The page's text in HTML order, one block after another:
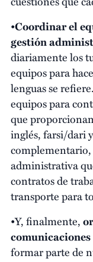
•Coordinar el
gestión
diariamente los
equipos para
lenguas se
equipos para
que
inglés, farsi/dari
complementario,
administrativa
contratos de
transporte para
•Y, finalmente,
formar parte de